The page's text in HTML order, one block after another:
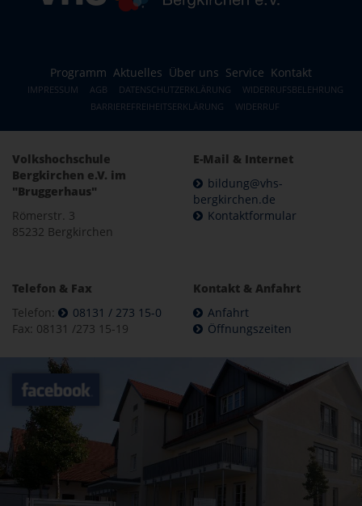
Programm Aktuelles Über uns Service Kontakt
IMPRESSUM AGB DATENSCHUTZERKLÄRUNG
WIDERRUFSBELEHRUNG
BARRIEREFREIHEITSERKLÄRUNG
WIDERRUF
Volkshochschule
Bergkirchen e.V. im
"Bruggerhaus"
Römerstr. 3
85232 Bergkirchen
E-Mail & Internet
bildung@vhs-
bergkirchen.de
Kontaktformular
Telefon & Fax
Telefon:
08131 / 273 15-0
Fax: 08131 /273 15-19
Kontakt & Anfahrt
Anfahrt
Öffnungszeiten